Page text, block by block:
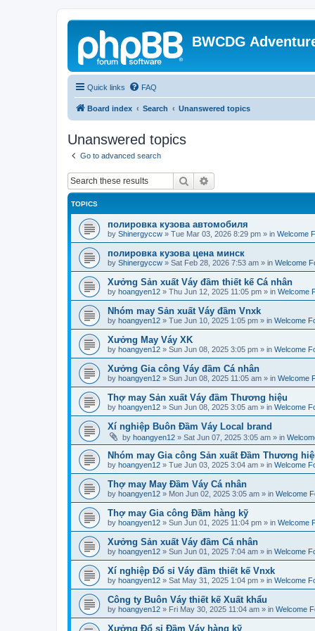
BWCDG
Quick links FAQ
Board index Search Unanswered topics
Unanswered topics
Go to advanced search
Search
TOPICS
полировка кузова автомобиля
by Shinergyccw » Tue Mar 03, 2026 8:29 pm » in Welcome
полировка кузова цена минск
by Shinergyccw » Sat Feb 28, 2026 7:53 am » in Welcome
Xưởng Sản xuất Váy đầm thiết kế Cá nhân
by hoangyen12 » Thu Jun 12, 2025 11:05 pm » in Welcome
Nhóm may Sản xuất Váy đầm Vnxk
by hoangyen12 » Tue Jun 10, 2025 1:05 pm » in Welcome
Xưởng May Váy XK
by hoangyen12 » Sun Jun 08, 2025 3:05 pm » in Welcome
Xưởng Gia công Váy đầm Cá nhân
by hoangyen12 » Sun Jun 08, 2025 11:05 am » in Welcome
Thợ may Sản xuất Váy đầm Thương hiệu
by hoangyen12 » Sun Jun 08, 2025 3:05 am » in Welcome
Xí nghiệp Buôn Đầm Váy Local brand
by hoangyen12 » Sat Jun 07, 2025 3:05 am » in
Nhóm may Gia công Sản xuất Đầm Thương
by hoangyen12 » Tue Jun 03, 2025 3:04 am » in Welcome
Thợ may May Đầm Váy Cá nhân
by hoangyen12 » Mon Jun 02, 2025 3:05 am » in Welcome
Thợ may Gia công Đầm hàng kỹ
by hoangyen12 » Sun Jun 01, 2025 11:04 pm » in Welcome
Xưởng Sản xuất Váy đầm Cá nhân
by hoangyen12 » Sun Jun 01, 2025 7:04 am » in Welcome
Xí nghiệp Đổ sỉ Váy đầm thiết kế Vnxk
by hoangyen12 » Sat May 31, 2025 1:04 pm » in Welcome
Công ty Buôn Váy thiết kế Xuất khẩu
by hoangyen12 » Fri May 30, 2025 11:04 am » in Welcome
Xưởng Đổ sỉ Đầm Váy hàng kỹ